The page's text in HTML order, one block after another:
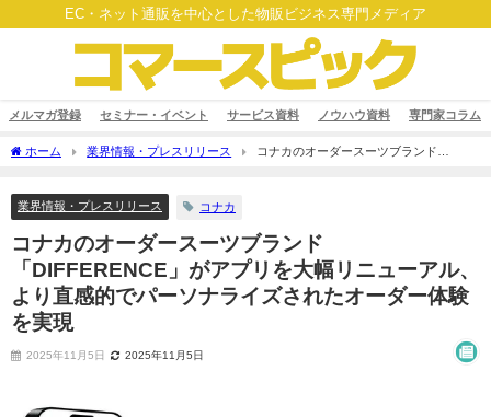
EC・ネット通販を中心とした物販ビジネス専門メディア
メルマガ登録 セミナー・イベント サービス資料 ノウハウ資料 専門家コラム
ホーム 業界情報・プレスリリース
コナカのオーダースーツブランド
業界情報・プレスリリース
コナカ
コナカのオーダースーツブランド
「DIFFERENCE」がアプリを大幅リニューアル、
より直感的でパーソナライズされたオーダー体験
を実現
2025年11月5日 2025年11月5日